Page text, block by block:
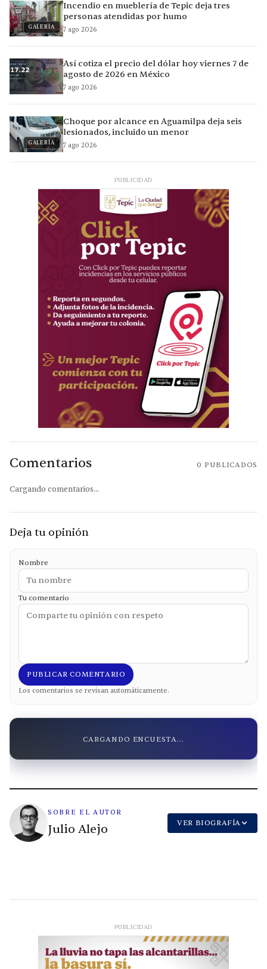
GALERÍA
Incendio en mueblería de Tepic deja tres
personas atendidas por humo
7 ago 2026
Así cotiza el precio del dólar hoy viernes 7 de
agosto de 2026 en México
7 ago 2026
GALERÍA
Choque por alcance en Aguamilpa deja seis
lesionados, incluido un menor
7 ago 2026
PUBLICIDAD
Comentarios 0 PUBLICADOS
Cargando comentarios...
Deja tu opinión
Nombre
Tu comentario
PUBLICAR COMENTARIO
Los comentarios se revisan automáticamente.
CARGANDO ENCUESTA...
SOBRE EL AUTOR
Julio Alejo VER BIOGRAFÍA
PUBLICIDAD